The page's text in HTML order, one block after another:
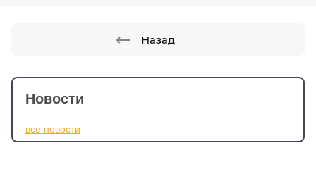
Новости
все новости
Назад